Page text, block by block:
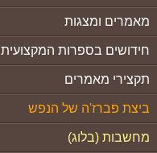
מאמרים ומצגות
חידושים בספרות המקצועית
תקצירי מאמרים
ביצת פברז'ה של הנפש
מחשבות (בלוג)